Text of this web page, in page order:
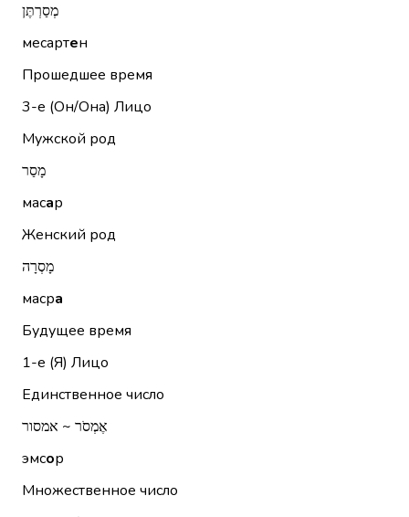
מְסַרְתֶּן
месартен
Прошедшее время
3-е (Он/Она) Лицо
Мужской род
מָסַר
масар
Женский род
מָסְרָה
масра
Будущее время
1-е (Я) Лицо
Единственное число
אֶמְסֹר ~ אמסור
эмсор
Множественное число